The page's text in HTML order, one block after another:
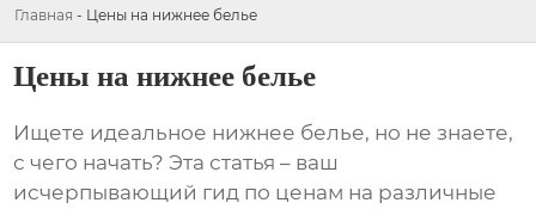
Главная - Цены на нижнее белье
Цены на нижнее белье
Ищете идеальное нижнее белье, но не знаете,
с чего начать? Эта статья – ваш
исчерпывающий гид по ценам на различные